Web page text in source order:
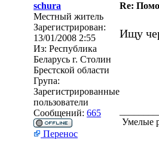
schura
Re:
Местный житель
Зарегистрирован:
13/01/2008 2:55
Из: Республика
Беларусь г. Столин
Брестской области
Група:
Зарегистрированные
пользователи
Сообщений: 665
Ищу
Умелые
Перенос